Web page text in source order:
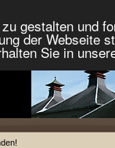
gestalten und
der Webseite
Sie in